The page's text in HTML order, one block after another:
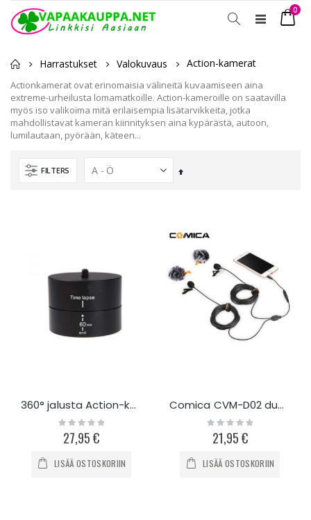
Toggle
0
Harrastukset Valokuvaus Action-kamerat
Actionkamerat ovat erinomaisia välineitä kuvaamiseen aina
extreme-urheilusta lomamatkoille. Action-kameroille on saatavilla
myös iso valikoima mitä erilaisempia lisätarvikkeita, jotka
mahdollistavat kameran kiinnityksen aina kypärästä, autoon,
lumilautaan, pyörään, käteen...
FILTERS
Laskevassa
360° jalusta Action-kamera/älypuhelin
Rating:
0%
27,95 €
LISÄÄ OSTOSKORIIN
Comica CVM-D02 dual nappimikrofoni puhelimeen tai action-kameraan
Rating:
0%
21,95 €
LISÄÄ OSTOSKORIIN